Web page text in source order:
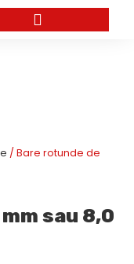
/ Bare rotunde de
sau 8,0